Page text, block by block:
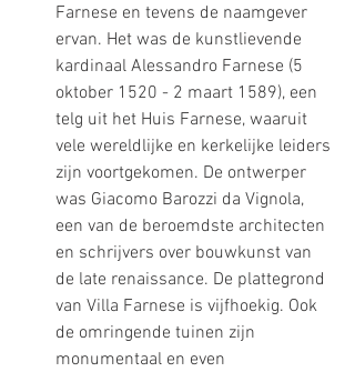
Farnese en tevens de naamgever
ervan. Het was de kunstlievende
kardinaal Alessandro Farnese (5
oktober 1520 - 2 maart 1589), een
telg uit het Huis Farnese, waaruit
vele wereldlijke en kerkelijke leiders
zijn voortgekomen. De ontwerper
was Giacomo Barozzi da Vignola,
een van de beroemdste architecten
en schrijvers over bouwkunst van
de late renaissance. De plattegrond
van Villa Farnese is vijfhoekig. Ook
de omringende tuinen zijn
monumentaal en even